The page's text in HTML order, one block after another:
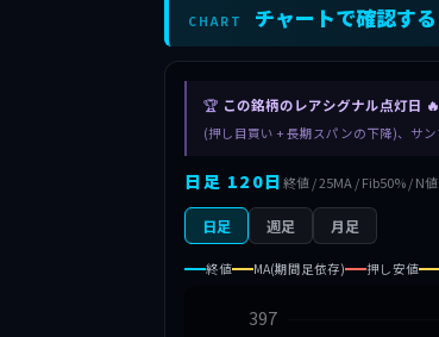
CHART チャートで確認する
🏆 この銘柄のレアシグナル点灯日 🔥
(押し目買い + 長期スパンの下降)、サン
日足 120日終値 / 25MA / Fib50% / N
日足 週足 月足
終値 MA(期間足依存) 押し安値
397